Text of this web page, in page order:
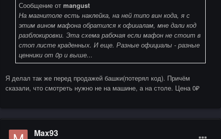
Сообщение от mangust
На магнитоле есть наклейка, на ней типо вин кода, я с
этим вином мафона обратился к офииалам, мне дали код
разблокировки. Эта схема рабочая если мафон не стоит в
стоп листе краденных. И еще. Разные официалы - разные
ценники от 0р и выше...
Я делал так же перед продажей башки(потерял код). Причём
сказали, что смотреть нужно не на машине, а на столе. Цена 0₽
Max93